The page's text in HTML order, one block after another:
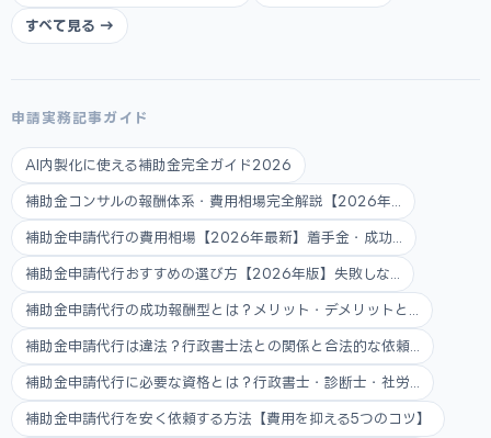
すべて見る →
申請実務記事ガイド
AI内製化に使える補助金完全ガイド2026
補助金コンサルの報酬体系・費用相場完全解説【2026年...
補助金申請代行の費用相場【2026年最新】着手金・成功...
補助金申請代行おすすめの選び方【2026年版】失敗しな...
補助金申請代行の成功報酬型とは？メリット・デメリットと...
補助金申請代行は違法？行政書士法との関係と合法的な依頼...
補助金申請代行に必要な資格とは？行政書士・診断士・社労...
補助金申請代行を安く依頼する方法【費用を抑える5つのコツ】